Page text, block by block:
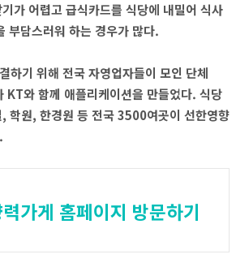
가 어렵고 급식카드를 식당에 내밀어 식사
부담스러워 하는 경우가 많다.
하기 위해 전국 자영업자들이 모인 단체
KT와 함께 애플리케이션을 만들었다. 식당
학원, 한경원 등 전국 3500여곳이 선한영향
가게 홈페이지 방문하기